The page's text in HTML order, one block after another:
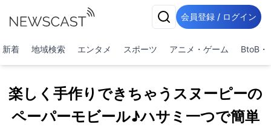
会員登録 / ログイン
新着 地域検索 エンタメ スポーツ アニメ・ゲーム BtoB・
楽しく手作りできちゃうスヌーピーの
ペーパーモビール♪ハサミ一つで簡単